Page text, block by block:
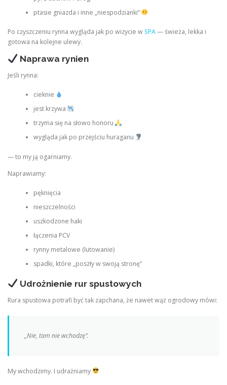
ptasie gniazda i inne „niespodzianki”
Po czyszczeniu rynna wygląda jak po wizycie w SPA— świeża, lekka i
gotowa na kolejne ulewy.
Naprawa rynien
Jeśli rynna:
cieknie
jest krzywa
trzyma się na słowo honoru
wygląda jak po przejściu huraganu
— to my ją ogarniamy.
Naprawiamy:
pęknięcia
nieszczelności
uszkodzone haki
łączenia PCV
rynny metalowe (lutowanie)
spadki, które „poszły w swoją stronę”
Udrożnienie rur spustowych
Rura spustowa potrafi być tak zapchana, że nawet wąż ogrodowy mówi:
„Nie, tam nie wchodzę”.
My wchodzimy. I udrażniamy